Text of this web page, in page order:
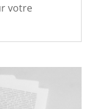
votre